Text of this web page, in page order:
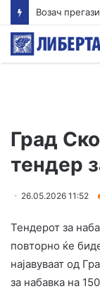
Град
тендер
26.05.2026 11:52
Тендерот за
повторно ќе
најавуваат од
за набавка на